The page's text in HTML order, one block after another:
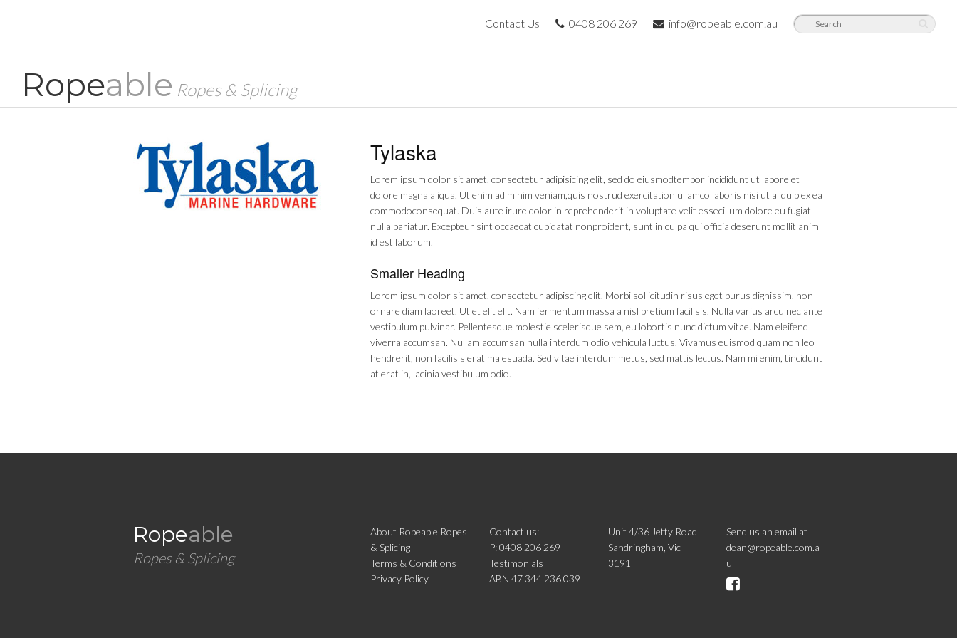
Contact Us 0408 206 269 info@ropeable.com.au
Ropeable Ropes & Splicing
Tylaska
Lorem ipsum dolor sit amet, consectetur adipisicing elit, sed do eiusmodtempor incididunt ut labore et
dolore magna aliqua. Ut enim ad minim veniam,quis nostrud exercitation ullamco laboris nisi ut aliquip ex ea
commodoconsequat. Duis aute irure dolor in reprehenderit in voluptate velit essecillum dolore eu fugiat
nulla pariatur. Excepteur sint occaecat cupidatat nonproident, sunt in culpa qui officia deserunt mollit anim
id est laborum.
Smaller Heading
Lorem ipsum dolor sit amet, consectetur adipiscing elit. Morbi sollicitudin risus eget purus dignissim, non
ornare diam laoreet. Ut et elit elit. Nam fermentum massa a nisl pretium facilisis. Nulla varius arcu nec ante
vestibulum pulvinar. Pellentesque molestie scelerisque sem, eu lobortis nunc dictum vitae. Nam eleifend
viverra accumsan. Nullam accumsan nulla interdum odio vehicula luctus. Vivamus euismod quam non leo
hendrerit, non facilisis erat malesuada. Sed vitae interdum metus, sed mattis lectus. Nam mi enim, tincidunt
at erat in, lacinia vestibulum odio.
Ropeable
Ropes & Splicing
About Ropeable Ropes
& Splicing
Terms & Conditions
Privacy Policy
Contact us:
P: 0408 206 269
Testimonials
ABN 47 344 236 039
Unit 4/36 Jetty Road
Sandringham, Vic
3191
Send us an email at
dean@ropeable.com.a
u